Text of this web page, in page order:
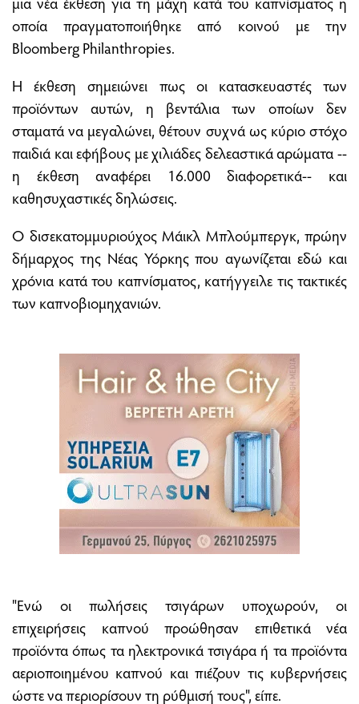
οποία πραγματοποιήθηκε από κοινού με την
Bloomberg Philanthropies.
Η έκθεση σημειώνει πως οι κατασκευαστές των
προϊόντων αυτών, η βεντάλια των οποίων δεν
σταματά να μεγαλώνει, θέτουν συχνά ως κύριο στόχο
παιδιά και εφήβους με χιλιάδες δελεαστικά αρώματα --
η έκθεση αναφέρει 16.000 διαφορετικά-- και
καθησυχαστικές δηλώσεις.
Ο δισεκατομμυριούχος Μάικλ Μπλούμπεργκ, πρώην
δήμαρχος της Νέας Υόρκης που αγωνίζεται εδώ και
χρόνια κατά του καπνίσματος, κατήγγειλε τις τακτικές
των καπνοβιομηχανιών.
"Ενώ οι πωλήσεις τσιγάρων υποχωρούν, οι
επιχειρήσεις καπνού προώθησαν επιθετικά νέα
προϊόντα όπως τα ηλεκτρονικά τσιγάρα ή τα προϊόντα
αεριοποιημένου καπνού και πιέζουν τις κυβερνήσεις
ώστε να περιορίσουν τη ρύθμισή τους", είπε.